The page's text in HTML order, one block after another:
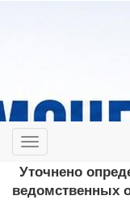
Уточнено
ведомственных